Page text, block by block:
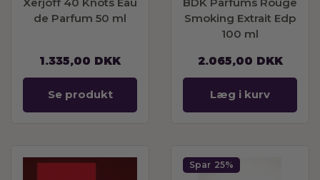
de Parfum 50 ml
1.335,00 DKK
Se produkt
Smoking Extrait Edp
100 ml
2.065,00 DKK
Læg i kurv
Spar 25%